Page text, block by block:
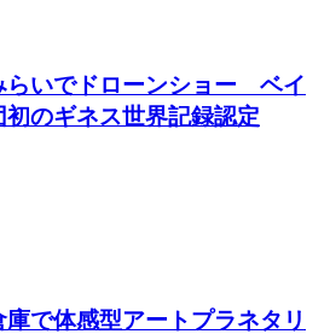
らいでドローンショー ベイ
のギネス世界記録認定
で体感型アートプラネタリ